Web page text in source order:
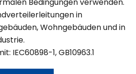
in
Wohngebäuden und in
IEC60898-1, GB10963.1